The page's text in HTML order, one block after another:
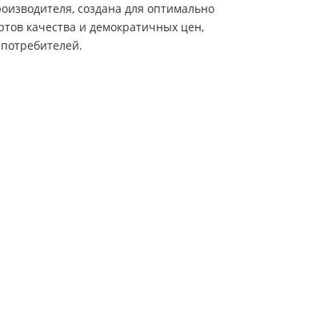
создана для оптимально
качества и демократичных цен,